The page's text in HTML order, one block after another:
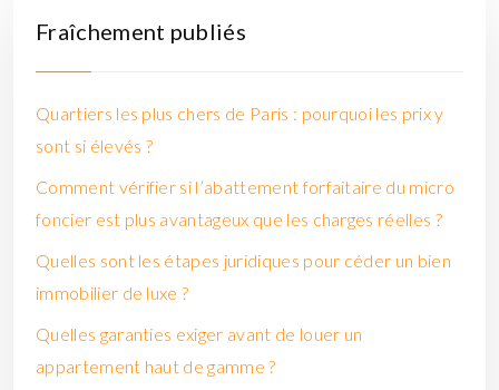
Fraîchement publiés
Quartiers les plus chers de Paris : pourquoi les prix y
sont si élevés ?
Comment vérifier si l’abattement forfaitaire du micro
foncier est plus avantageux que les charges réelles ?
Quelles sont les étapes juridiques pour céder un bien
immobilier de luxe ?
Quelles garanties exiger avant de louer un
appartement haut de gamme ?